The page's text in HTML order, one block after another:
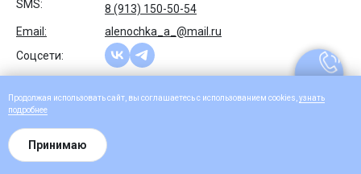
Продолжая использовать сайт, вы соглашаетесь с использованием cookies, узнать
подробнее
Принимаю
SMS:
8 (913) 150-50-54
Email:
alenochka_a_@mail.ru
Соцсети:
© 2026 Море позитива. Все права защищены.